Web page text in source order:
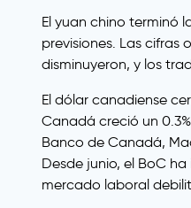
El yuan chino terminó
previsiones. Las
disminuyeron, y los
El dólar canadiense
Canadá creció un
Banco de Canadá,
Desde junio, el BoC
mercado laboral